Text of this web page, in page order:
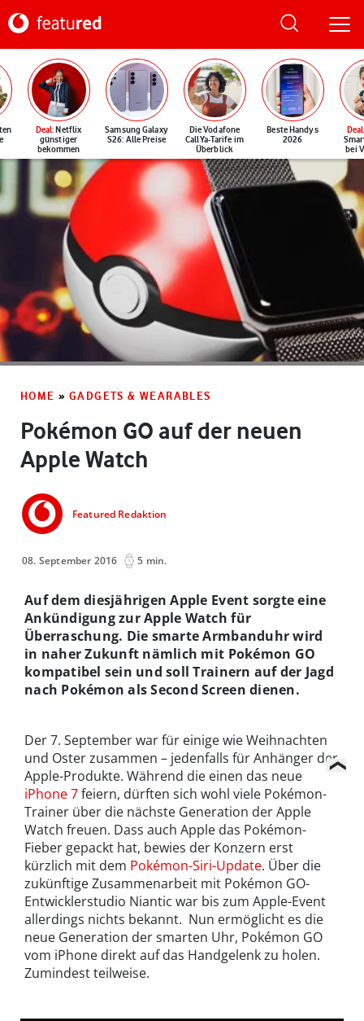
Deal: Netflix
günstiger
bekommen
Samsung Galaxy
S26: Alle Preise
Die Vodafone
CallYa-Tarife im
Überblick
Beste Handys
2026
Deal
bei
HOME » GADGETS & WEARABLES
Pokémon GO auf der neuen
Apple Watch
Featured Redaktion
08. September 2016 5 min.
Auf dem diesjährigen Apple Event sorgte eine
Ankündigung zur Apple Watch für
Überraschung. Die smarte Armbanduhr wird
in naher Zukunft nämlich mit Pokémon GO
kompatibel sein und soll Trainern auf der Jagd
nach Pokémon als Second Screen dienen.
Der 7. September war für einige wie Weihnachten
und Oster zusammen – jedenfalls für Anhänger der
Apple-Produkte. Während die einen das neue
iPhone 7feiern, dürften sich wohl viele Pokémon-
Trainer über die nächste Generation der Apple
Watch freuen. Dass auch Apple das Pokémon-
Fieber gepackt hat, bewies der Konzern erst
kürzlich mit dem Pokémon-Siri-Update. Über die
zukünftige Zusammenarbeit mit Pokémon GO-
Entwicklerstudio Niantic war bis zum Apple-Event
allerdings nichts bekannt. Nun ermöglicht es die
neue Generation der smarten Uhr, Pokémon GO
vom iPhone direkt auf das Handgelenk zu holen.
Zumindest teilweise.